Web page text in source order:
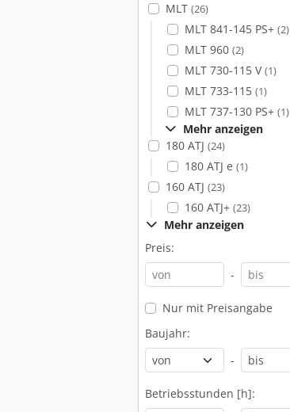
MLT (26)
MLT 841-145 PS+ (2)
MLT 960 (2)
MLT 730-115 V(1)
MLT 733-115 (1)
MLT 737-130 PS+ (1)
Mehr anzeigen
180 ATJ (24)
180 ATJ e (1)
160 ATJ (23)
160 ATJ+ (23)
Mehr anzeigen
Preis:
-
Nur mit Preisangabe
Baujahr:
-
Betriebsstunden [h]: